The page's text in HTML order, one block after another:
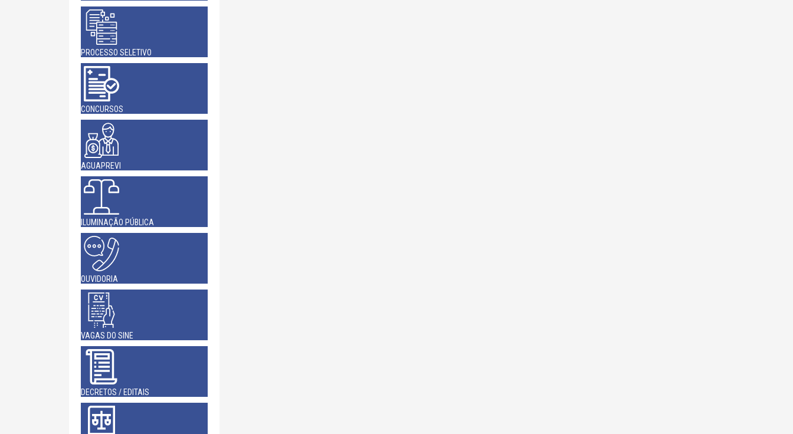
PROCESSO SELETIVO
CONCURSOS
AGUAPREVI
ILUMINAÇÃO PÚBLICA
OUVIDORIA
VAGAS DO SINE
DECRETOS / EDITAIS